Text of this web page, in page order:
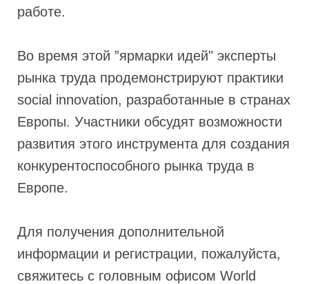
работе.
Во время этой ”ярмарки идей" эксперты
рынка труда продемонстрируют практики
social innovation, разработанные в странах
Европы. Участники обсудят возможности
развития этого инструмента для создания
конкурентоспособного рынка труда в
Европе.
Для получения дополнительной
информации и регистрации, пожалуйста,
свяжитесь с головным офисом World